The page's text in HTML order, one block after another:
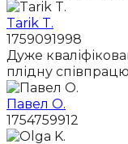
Tarik T.
1759091998
Дуже
плідну
Павел О.
1754759912